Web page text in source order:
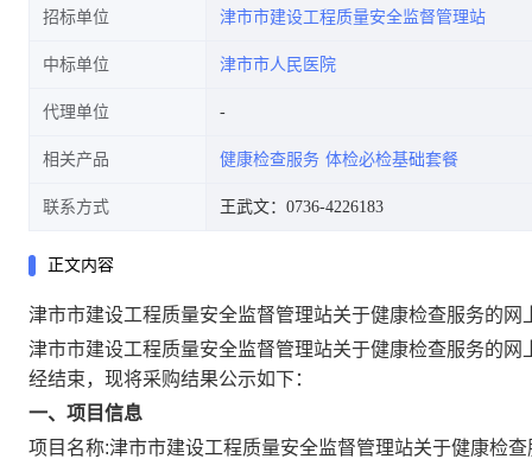
招标单位 津市市建设工程质量安全监督管理站
中标单位 津市市人民医院
代理单位
相关产品 健康检查服务 体检必检基础套餐
联系方式 王武文：0736-4226183
正文内容
津市市建设工程质量安全监督管理站关于健康检查服务的网
津市市建设工程质量安全监督管理站关于健康检查服务的网
经结束，现将采购结果公示如下：
一、项目信息
项目名称:津市市建设工程质量安全监督管理站关于健康检